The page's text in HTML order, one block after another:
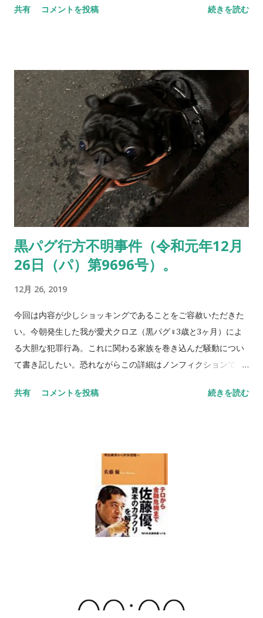
社会経験をできるのは影響が大きいと思います。 サッカー以外
という生き物とは縁遠い方にとって、一体何を考えてどう行動
ければ幸いである。 （全て当時書き起こしていただいたママ）
※※※※※※※※※※※※※※※※※※※※ ●はじめに ―講演
に入る前に、伊庭雅浩氏とは？ー ～「サポーターとは何かをみ
んなで考えていきたいです」～ （司会より） 今日の講師の紹介
です。 東京からお越しの伊庭雅浩さんです。 東京のスカイツリ
ーの近くに住んでいます。 43歳、エースという方、赤松さんと
同い年です。 ・サポーター第一世代 ・セレッソ大阪最初のサポ
ーター ・蹴球堂のオーナー ・テリ子という愛犬がいる。 それ
ではよろしくお願いします。 （伊庭氏、以下略） こんにちは。
伊庭です。 知ってる顔も初めての方もいますね。 初めての方
は？ ・・・・・2人ぐらいですかね。 セレッソのサポーターの
トップだとは全然思ってないです。 はじめに作ったとも思って
いです。 タイトルは「サポーター・アイデンティティ」 僕がつ
けた訳ではありません。 特に歴史の話をします。 ほとんど原稿
も資料もないのでアドリブでいきます。 ヤジをいれてくださ
い。 ITが好きなのでMacとiPhone使います。 ―自己紹介 ～
「サポーター生を設計しよう」 「職業サポーターにならない」
が出は愛媛です。 子供の頃は画数が多すぎて書けなかったで
共有 コメントを投稿 続きを読む
黒パグ行方不明事件（令和元年12月
26日（パ）第9696号）。
12月 26, 2019
今回は内容が少しショッキングであることをご容赦いただきた
い。今朝発生した我が愛犬クロヱ（黒パグ♀3歳と3ヶ月）によ
る大胆な犯罪行為。これに関わる家族を巻き込んだ騒動につい
て書き記したい。恐れながらこの詳細はノンフィクションであ
つもより少し遅く起きた僕は用を足すためにトイレへと向かっ
くくる。大概の場合は僕の起床に併せて一緒に目覚めるはずな
のにおかしいなと思いつつも、まあ良いかと思いながら、これ
も毎朝の恒例行事でもある散歩の準備を行なっていた。 カサカ
ロヱさん」の名前を連呼してみる。 しかし全く痕跡もなく、い
共有 コメントを投稿 続きを読む